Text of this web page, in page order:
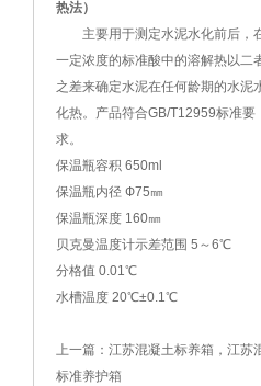
热法）
主要用于测定水泥水化前后，
一定浓度的标准酸中的溶解热以二
之差来确定水泥在任何龄期的水泥
化热。产品符合GB/T12959标准要
求。
保温瓶容积 650ml
保温瓶内径 Ф75㎜
保温瓶深度 160㎜
贝克曼温度计示差范围 5～6℃
分格值 0.01℃
水槽温度 20℃±0.1℃
上一篇： 江苏混凝土标养箱，江苏
标准养护箱